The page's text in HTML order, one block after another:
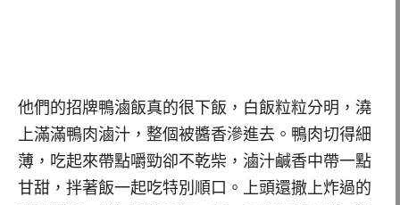
他們的招牌鴨滷飯真的很下飯，白飯粒粒分明，澆
上滿滿鴨肉滷汁，整個被醬香滲進去。鴨肉切得細
薄，吃起來帶點嚼勁卻不乾柴，滷汁鹹香中帶一點
甘甜，拌著飯一起吃特別順口。上頭還撒上炸過的